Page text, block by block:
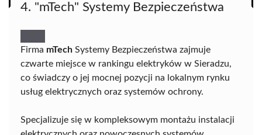
4. "mTech" Systemy Bezpieczeństwa
Firma mTech Systemy Bezpieczeństwa zajmuje
czwarte miejsce w rankingu elektryków w Sieradzu,
co świadczy o jej mocnej pozycji na lokalnym rynku
usług elektrycznych oraz systemów ochrony.
Specjalizuje się w kompleksowym montażu instalacji